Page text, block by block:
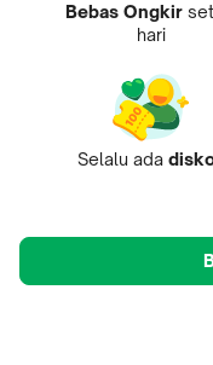
Bebas Ongkir
hari
Selalu ada